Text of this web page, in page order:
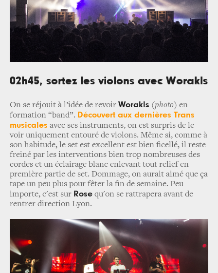
02h45, sortez les violons avec Worakls
On se réjouit à l’idée de revoir Worakls (photo) en
formation “band”. Découvert aux dernières Trans
musicales avec ses instruments, on est surpris de le
voir uniquement entouré de violons. Même si, comme à
son habitude, le set est excellent est bien ficellé, il reste
freiné par les interventions bien trop nombreuses des
cordes et un éclairage blanc enlevant tout relief en
première partie de set. Dommage, on aurait aimé que ça
tape un peu plus pour fêter la fin de semaine. Peu
importe, c'est sur Rose qu'on se rattrapera avant de
rentrer direction Lyon.